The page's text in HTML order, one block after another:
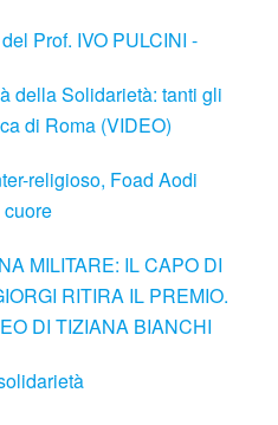
Prof. IVO PULCINI -
della Solidarietà: tanti gli
di Roma (VIDEO)
religioso, Foad Aodi
cuore
MILITARE: IL CAPO DI
RITIRA IL PREMIO.
DI TIZIANA BIANCHI